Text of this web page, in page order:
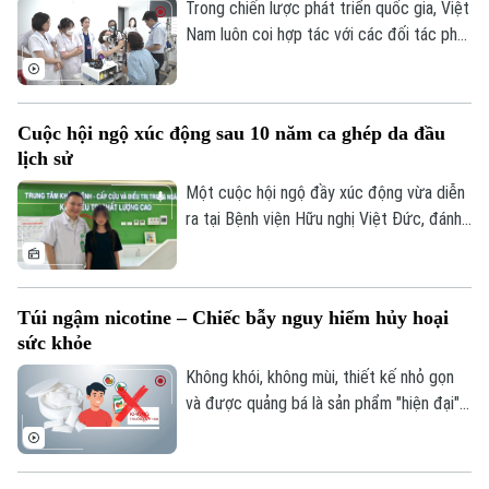
Quần vợt
Golf
Tin tức
Sao
Điện ảnh
Âm nhạc
Đã phát sóng
2026.
Trong chiến lược phát triển quốc gia, Việt
Nam luôn coi hợp tác với các đối tác phát
sức khỏe công bằng, bền vững. Trong lĩnh
lòa, Orbis - tổ chức phi chính phủ quốc tế
- đã đồng hành với ngành mắt Việt Nam
Cuộc hội ngộ xúc động sau 10 năm ca ghép da đầu
lịch sử
Một cuộc hội ngộ đầy xúc động vừa diễn
ra tại Bệnh viện Hữu nghị Việt Đức, đánh
Túi ngậm nicotine – Chiếc bẫy nguy hiểm hủy hoại
sức khỏe
Không khói, không mùi, thiết kế nhỏ gọn
và được quảng bá là sản phẩm "hiện đại",